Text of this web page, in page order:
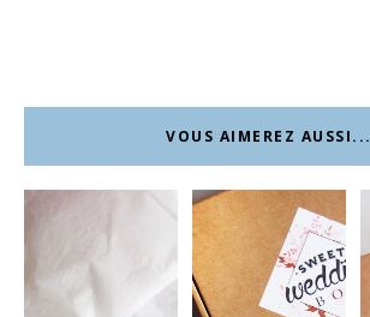
VOUS AIMEREZ AUSSI...